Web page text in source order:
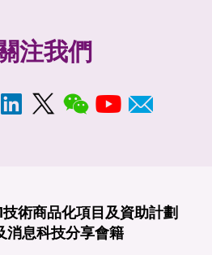
注我們
技術商品化項目及資助計劃
消息科技分享會籍